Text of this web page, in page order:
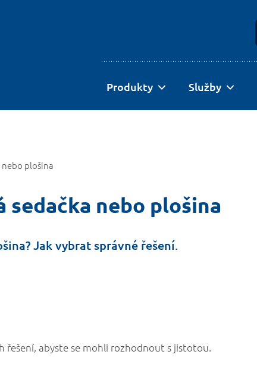
Produkty Služby
plošina
sedačka nebo plošina
Jak vybrat správné řešení.
řešení, abyste se mohli rozhodnout s jistotou.